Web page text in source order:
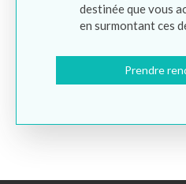
destinée que vous
en surmontant ces
Prendre